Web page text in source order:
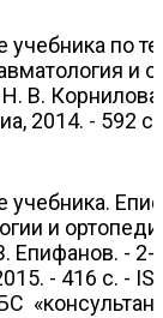
учебника по
и
В.
2014. - 592
учебника.
и
Епифанов. - 2-
- 416 с. -